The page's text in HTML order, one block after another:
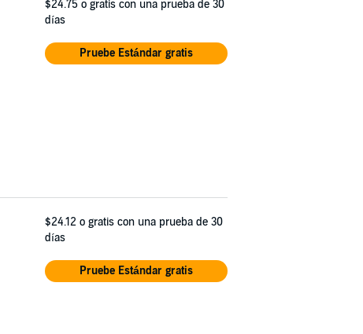
$24.75 o gratis con una prueba de 30
días
Pruebe Estándar gratis
$24.12 o gratis con una prueba de 30
días
Pruebe Estándar gratis